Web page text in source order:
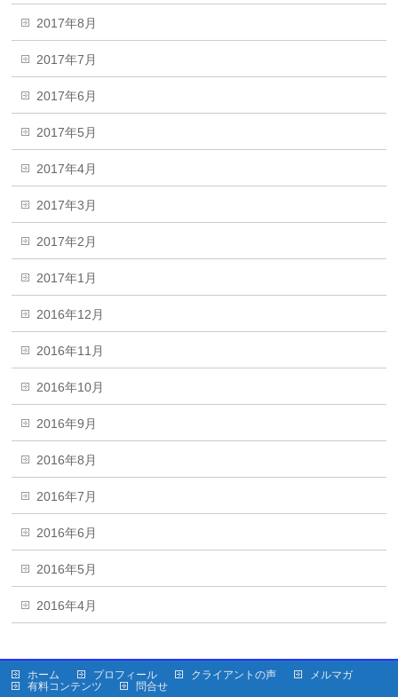
2017年8月
2017年7月
2017年6月
2017年5月
2017年4月
2017年3月
2017年2月
2017年1月
2016年12月
2016年11月
2016年10月
2016年9月
2016年8月
2016年7月
2016年6月
2016年5月
2016年4月
ホーム プロフィール クライアントの声
メルマガ
有料コンテンツ
問合せ